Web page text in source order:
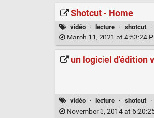
Shotcut - Home
vidéo · lecture · shotcut ·
March 11, 2021 at 4:53:24
un logiciel d'édition
vidéo · lecture · shotcut ·
November 3, 2014 at